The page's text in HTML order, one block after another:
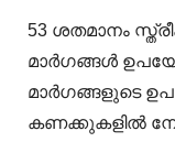
53 ശതമാനം
മാർഗങ്ങൾ
മാർഗങ്ങളുടെ
കണക്കുകളിൽ